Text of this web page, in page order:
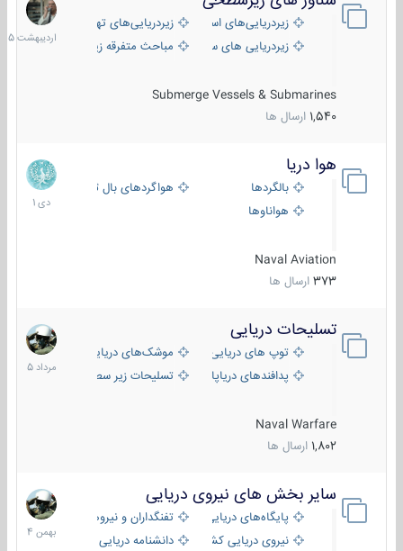
زیردریایی‌های استراتژیکزیردریایی‌های تهاجمی
زیردریایی های سبک
مباحث متفرقه زیرسطحی
Submerge Vessels & Submarines
1,540 ارسال ها
1405
هوا دریا
بالگردها
هواگردهای بال ثابت
هواناوها
Naval Aviation
373 ارسال ها
12
دی
1401
تسلیحات دریایی
توپ های دریایی
موشک‌های دریایی
پدافندهای دریاپایه
تسلیحات زیر سطحی
Naval Warfare
1,802 ارسال ها
2
مرداد
1405
سایر بخش های نیروی دریایی
پایگاه‌های دریایی
تفنگداران و نیروهای ویژه‌ی دریایی
نیروی دریایی کشورهای مختلفدانشنامه دریایی
22
بهمن
1404